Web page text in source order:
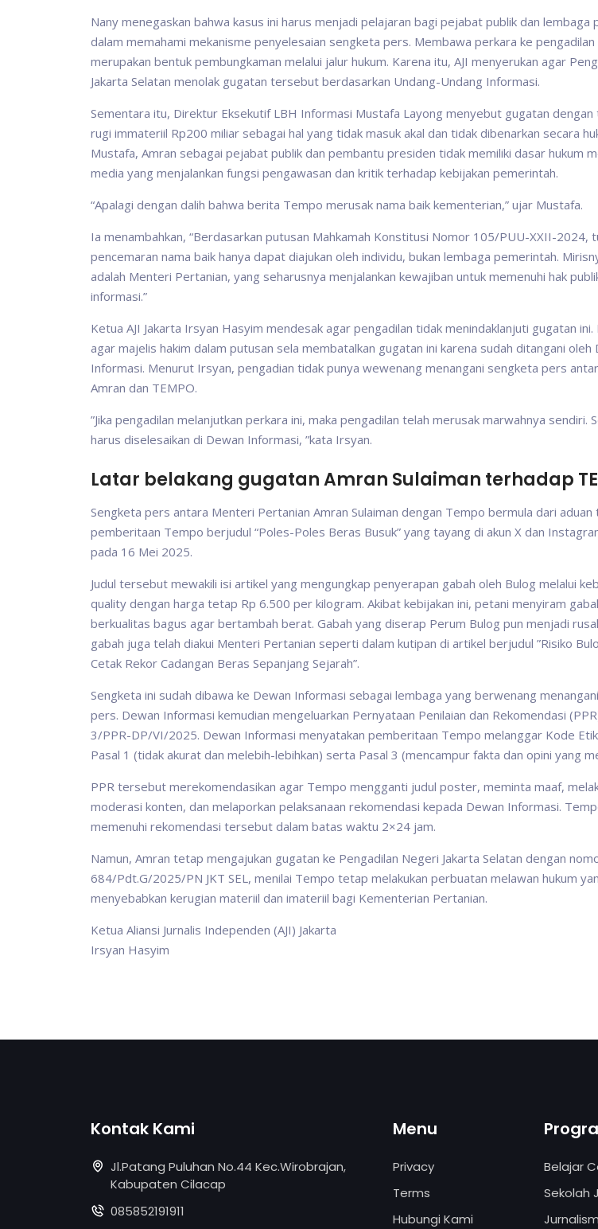
Nany menegaskan bahwa kasus ini harus menjadi pelajaran bagi pejabat publik dan lembaga
dalam memahami mekanisme penyelesaian sengketa pers. Membawa perkara ke pengadilan
merupakan bentuk pembungkaman melalui jalur hukum. Karena itu, AJI menyerukan agar
Jakarta Selatan menolak gugatan tersebut berdasarkan Undang-Undang Informasi.
Sementara itu, Direktur Eksekutif LBH Informasi Mustafa Layong menyebut gugatan
rugi immateriil Rp200 miliar sebagai hal yang tidak masuk akal dan tidak dibenarkan secara
Mustafa, Amran sebagai pejabat publik dan pembantu presiden tidak memiliki dasar hukum
media yang menjalankan fungsi pengawasan dan kritik terhadap kebijakan pemerintah.
“Apalagi dengan dalih bahwa berita Tempo merusak nama baik kementerian,” ujar Mustafa.
Ia menambahkan, “Berdasarkan putusan Mahkamah Konstitusi Nomor 105/PUU-XXII-2024,
pencemaran nama baik hanya dapat diajukan oleh individu, bukan lembaga pemerintah.
adalah Menteri Pertanian, yang seharusnya menjalankan kewajiban untuk memenuhi hak
informasi.”
Ketua AJI Jakarta Irsyan Hasyim mendesak agar pengadilan tidak menindaklanjuti gugatan
agar majelis hakim dalam putusan sela membatalkan gugatan ini karena sudah ditangani oleh
Informasi. Menurut Irsyan, pengadian tidak punya wewenang menangani sengketa pers
Amran dan TEMPO.
”Jika pengadilan melanjutkan perkara ini, maka pengadilan telah merusak marwahnya sendiri.
harus diselesaikan di Dewan Informasi, ”kata Irsyan.
Latar belakang gugatan Amran Sulaiman terhadap
Sengketa pers antara Menteri Pertanian Amran Sulaiman dengan Tempo bermula dari aduan
pemberitaan Tempo berjudul “Poles-Poles Beras Busuk” yang tayang di akun X dan
pada 16 Mei 2025.
Judul tersebut mewakili isi artikel yang mengungkap penyerapan gabah oleh Bulog melalui
quality dengan harga tetap Rp 6.500 per kilogram. Akibat kebijakan ini, petani menyiram
berkualitas bagus agar bertambah berat. Gabah yang diserap Perum Bulog pun menjadi
gabah juga telah diakui Menteri Pertanian seperti dalam kutipan di artikel berjudul ”Risiko
Cetak Rekor Cadangan Beras Sepanjang Sejarah”.
Sengketa ini sudah dibawa ke Dewan Informasi sebagai lembaga yang berwenang
pers. Dewan Informasi kemudian mengeluarkan Pernyataan Penilaian dan Rekomendasi
3/PPR-DP/VI/2025. Dewan Informasi menyatakan pemberitaan Tempo melanggar Kode Etik
Pasal 1 (tidak akurat dan melebih-lebihkan) serta Pasal 3 (mencampur fakta dan opini yang
PPR tersebut merekomendasikan agar Tempo mengganti judul poster, meminta maaf,
moderasi konten, dan melaporkan pelaksanaan rekomendasi kepada Dewan Informasi.
memenuhi rekomendasi tersebut dalam batas waktu 2×24 jam.
Namun, Amran tetap mengajukan gugatan ke Pengadilan Negeri Jakarta Selatan dengan
684/Pdt.G/2025/PN JKT SEL, menilai Tempo tetap melakukan perbuatan melawan hukum
menyebabkan kerugian materiil dan imateriil bagi Kementerian Pertanian.
Ketua Aliansi Jurnalis Independen (AJI) Jakarta
Irsyan Hasyim
Kontak Kami
Jl.Patang Puluhan No.44 Kec.Wirobrajan,
Kabupaten Cilacap
085852191911
Menu
Privacy
Terms
Hubungi Kami
Belajar
Sekolah